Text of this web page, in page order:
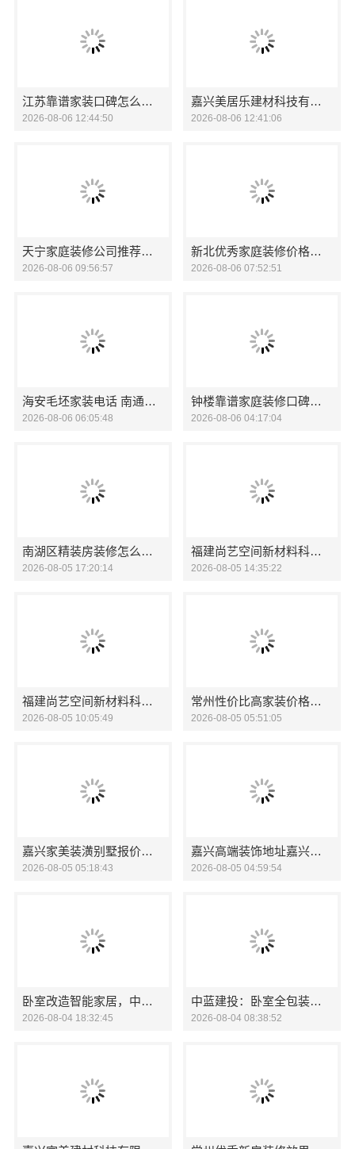
江苏靠谱家装口碑怎么样_常州宜居佳装饰
2026-08-06 12:44:50
嘉兴美居乐建材科技有限公司新房装修收费透明
2026-08-06 12:41:06
天宁家庭装修公司推荐，常州宜居佳装饰工程有限公司口碑见证
2026-08-06 09:56:57
新北优秀家庭装修价格清单——常州宜居佳装饰工程有限公司
2026-08-06 07:52:51
海安毛坯家装电话 南通宏域全宅装饰建材有限公司
2026-08-06 06:05:48
钟楼靠谱家庭装修口碑怎么样 常州宜居佳装饰工程有限公司
2026-08-06 04:17:04
南湖区精装房装修怎么样？嘉兴家美建材科技有限公司详解
2026-08-05 17:20:14
福建尚艺空间新材料科技有限公司新房家庭装修硬装施工
2026-08-05 14:35:22
福建尚艺空间新材料科技有限公司泉州家装价格
2026-08-05 10:05:49
常州性价比高家装价格清单，常州宜居佳装饰为您揭秘
2026-08-05 05:51:05
嘉兴家美装潢别墅报价嘉兴家美建材科技有限公司透明预算
2026-08-05 05:18:43
嘉兴高端装饰地址嘉兴锦居装饰材料有限公司
2026-08-05 04:59:54
卧室改造智能家居，中蓝建投武功分公司一站式交付
2026-08-04 18:32:45
中蓝建投：卧室全包装修智能家居配套
2026-08-04 08:38:52